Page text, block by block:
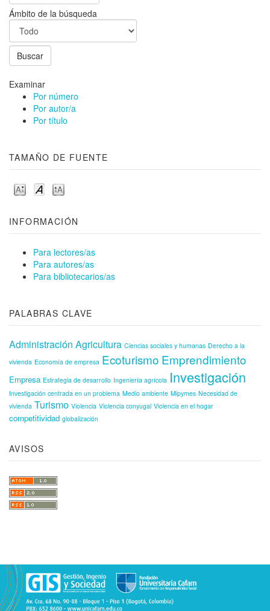
Ámbito de la búsqueda
Examinar
Por número
Por autor/a
Por título
TAMAÑO DE FUENTE
INFORMACIÓN
Para lectores/as
Para autores/as
Para bibliotecarios/as
PALABRAS CLAVE
Administración Agricultura Ciencias sociales y humanas Derecho a la
vivienda Economía de empresa Ecoturismo Emprendimiento
Empresa Estrategia de desarrollo Ingeniería agrícola Investigación
Investigación centrada en un problema Medio ambiente Mipymes Necesidad de
vivienda Turismo Violencia Violencia conyugal Violencia en el hogar
competitividad globalización
AVISOS